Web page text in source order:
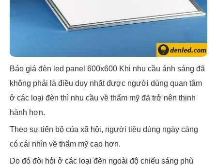
Báo giá đèn led panel 600x600 Khi nhu cầu ánh sáng đã
không phải là điều duy nhất được người dùng quan tâm
ở các loại đèn thì nhu cầu về thẩm mỹ đã trở nên thịnh
hành hơn.
Theo sự tiến bộ của xã hội, người tiêu dùng ngày càng
có cái nhìn về thẩm mỹ cao hơn.
Do đó đòi hỏi ở các loại đèn ngoài độ chiếu sáng phù